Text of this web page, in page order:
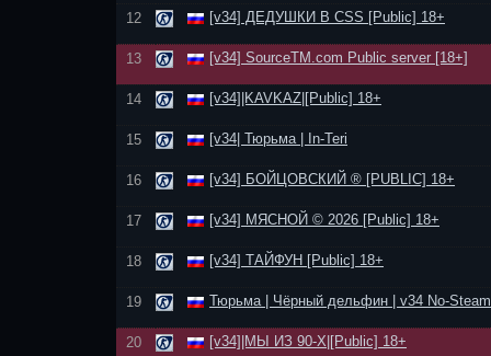
12 [v34] ДЕДУШКИ В CSS [Public] 18+
13 [v34] SourceTM.com Public server [18+]
14 [v34]|KAVKAZ|[Public] 18+
15 [v34| Тюрьма | In-Teri
16 [v34] БОЙЦОВСКИЙ ® [PUBLIC] 18+
17 [v34] МЯСНОЙ © 2026 [Public] 18+
18 [v34] ТАЙФУН [Public] 18+
19 Тюрьма | Чёрный дельфин | v34 No-Steam
20 [v34]|МЫ ИЗ 90-Х|[Public] 18+